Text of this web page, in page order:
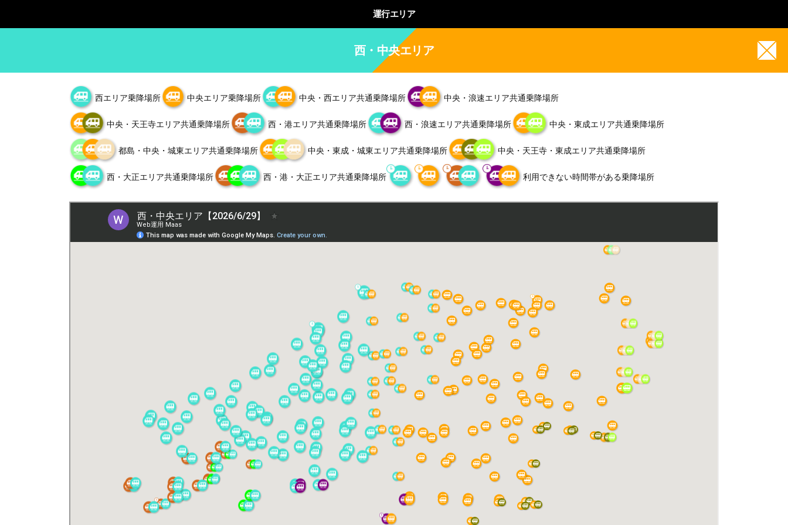
運行エリア
西・中央エリア
西エリア乗降場所 中央エリア乗降場所 中央・西エリア共通乗降場所 中央・浪速エリア共通乗降場所
中央・天王寺エリア共通乗降場所 西・港エリア共通乗降場所 西・浪速エリア共通乗降場所 中央・東成エリア共通乗降場所
都島・中央・城東エリア共通乗降場所 中央・東成・城東エリア共通乗降場所 中央・天王寺・東成エリア共通乗降場所
西・大正エリア共通乗降場所 西・港・大正エリア共通乗降場所 利用できない時間帯がある乗降場所